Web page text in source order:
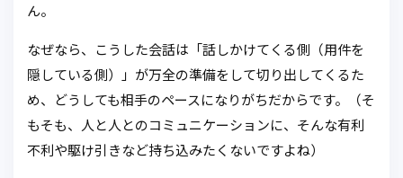
ん。
なぜなら、こうした会話は「話しかけてくる側（用件を
隠している側）」が万全の準備をして切り出してくるた
め、どうしても相手のペースになりがちだからです。（そ
もそも、人と人とのコミュニケーションに、そんな有利
不利や駆け引きなど持ち込みたくないですよね）